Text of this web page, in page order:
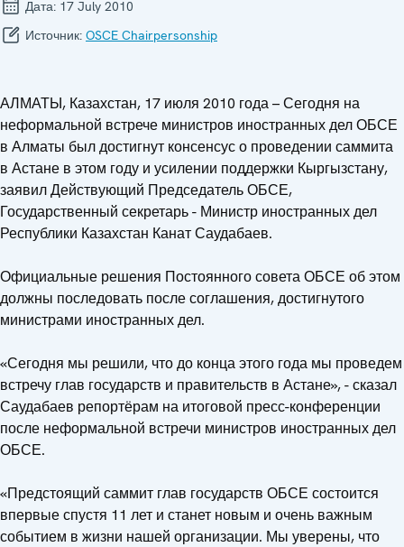
Дата: 17 July 2010
Источник: OSCE Chairpersonship
АЛМАТЫ, Казахстан, 17 июля 2010 года – Сегодня на
неформальной встрече министров иностранных дел ОБСЕ
в Алматы был достигнут консенсус о проведении саммита
в Астане в этом году и усилении поддержки Кыргызстану,
заявил Действующий Председатель ОБСЕ,
Государственный секретарь - Министр иностранных дел
Республики Казахстан Канат Саудабаев.
Официальные решения Постоянного совета ОБСЕ об этом
должны последовать после соглашения, достигнутого
министрами иностранных дел.
«Сегодня мы решили, что до конца этого года мы проведем
встречу глав государств и правительств в Астане», - сказал
Саудабаев репортёрам на итоговой пресс-конференции
после неформальной встречи министров иностранных дел
ОБСЕ.
«Предстоящий саммит глав государств ОБСЕ состоится
впервые спустя 11 лет и станет новым и очень важным
событием в жизни нашей организации. Мы уверены, что